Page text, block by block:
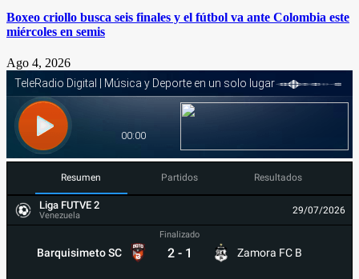
Boxeo criollo busca seis finales y el fútbol va ante Colombia este
miércoles en semis
Ago 4, 2026
Resumen Partidos Resultados
Liga FUTVE 2
Venezuela 29/07/2026
Barquisimeto SC
Finalizado
2 - 1 Zamora FC B